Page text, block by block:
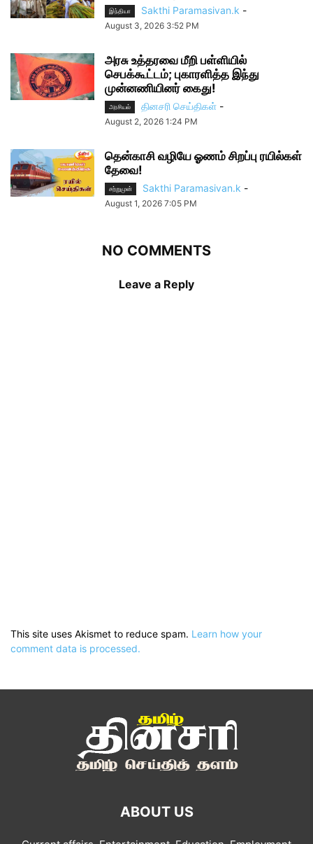
இந்தியா Sakthi Paramasivan.k -
August 3, 2026 3:52 PM
அரசு உத்தரவை மீறி பள்ளியில்
செபக்கூட்டம்; புகாரளித்த இந்து
முன்னணியினர் கைது!
அரசியல் தினசரி செய்திகள் -
August 2, 2026 1:24 PM
தென்காசி வழியே ஓணம் சிறப்பு ரயில்கள்
தேவை!
சற்றுமுன் Sakthi Paramasivan.k -
August 1, 2026 7:05 PM
NO COMMENTS
Leave a Reply
This site uses Akismet to reduce spam. Learn how your
comment data is processed.
ABOUT US